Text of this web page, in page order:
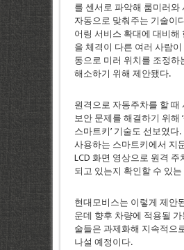
를 센서로 파악해 룸미러와
자동으로 맞춰주는 기술이
어링 서비스 확대에 대비해
을 체격이 다른 여러 사람
동으로 미러 위치를 조정하
해소하기 위해 제안됐다.
원격으로 자동주차를 할 때
보안 문제를 해결하기 위해
스마트키’ 기술도 선보였다
사용하는 스마트키에서 지
LCD 화면 영상으로 원격 주
되고 있는지 확인할 수 있
현대모비스는 이렇게 제안
운데 향후 차량에 적용될 가
술들은 과제화해 지속적으
나설 예정이다.